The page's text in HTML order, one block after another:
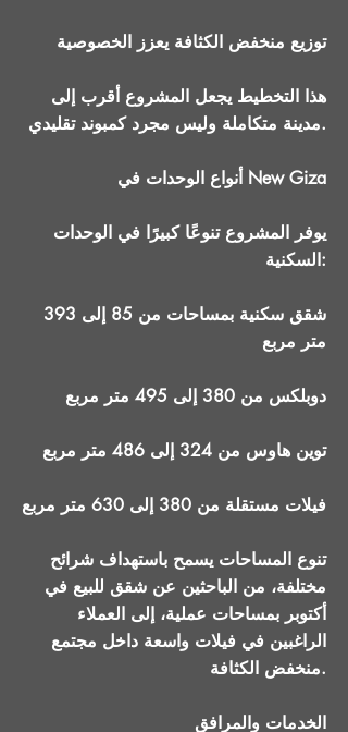
توزيع منخفض الكثافة يعزز الخصوصية
هذا التخطيط يجعل المشروع أقرب إلى
مدينة متكاملة وليس مجرد كمبوند تقليدي.
أنواع الوحدات في New Giza
يوفر المشروع تنوعًا كبيرًا في الوحدات
السكنية:
شقق سكنية بمساحات من 85 إلى 393
متر مربع
دوبلكس من 380 إلى 495 متر مربع
توين هاوس من 324 إلى 486 متر مربع
فيلات مستقلة من 380 إلى 630 متر مربع
تنوع المساحات يسمح باستهداف شرائح
مختلفة، من الباحثين عن شقق للبيع في
أكتوبر بمساحات عملية، إلى العملاء
الراغبين في فيلات واسعة داخل مجتمع
منخفض الكثافة.
الخدمات والمرافق